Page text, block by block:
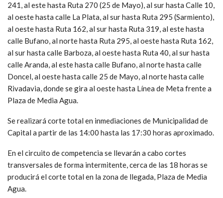
241, al este hasta Ruta 270 (25 de Mayo), al sur hasta Calle 10,
al oeste hasta calle La Plata, al sur hasta Ruta 295 (Sarmiento),
al oeste hasta Ruta 162, al sur hasta Ruta 319, al este hasta
calle Bufano, al norte hasta Ruta 295, al oeste hasta Ruta 162,
al sur hasta calle Barboza, al oeste hasta Ruta 40, al sur hasta
calle Aranda, al este hasta calle Bufano, al norte hasta calle
Doncel, al oeste hasta calle 25 de Mayo, al norte hasta calle
Rivadavia, donde se gira al oeste hasta Línea de Meta frente a
Plaza de Media Agua.
Se realizará corte total en inmediaciones de Municipalidad de
Capital a partir de las 14:00 hasta las 17:30 horas aproximado.
En el circuito de competencia se llevarán a cabo cortes
transversales de forma intermitente, cerca de las 18 horas se
producirá el corte total en la zona de llegada, Plaza de Media
Agua.